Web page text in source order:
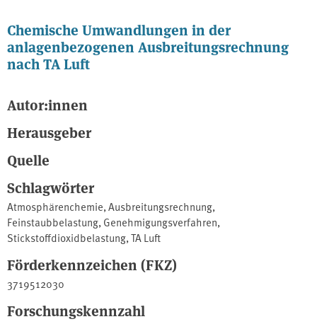
Chemische Umwandlungen in der
anlagenbezogenen Ausbreitungsrechnung
nach TA Luft
Autor:innen
Herausgeber
Quelle
Schlagwörter
Atmosphärenchemie,Ausbreitungsrechnung,
Feinstaubbelastung,Genehmigungsverfahren,
Stickstoffdioxidbelastung,TA Luft
Förderkennzeichen (FKZ)
3719512030
Forschungskennzahl